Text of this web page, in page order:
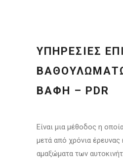
ΥΠΗΡΕΣΙΕΣ
ΒΑΦΗ – PDR
Είναι μια μέθοδος η
μετά από χρόνια
αμαξώματα των